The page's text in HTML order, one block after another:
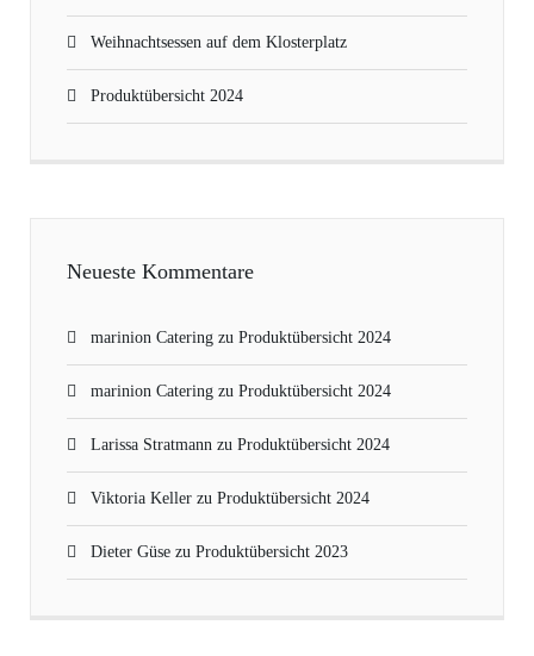
Weihnachtsessen auf dem Klosterplatz
Produktübersicht 2024
Neueste Kommentare
marinion Catering zu Produktübersicht 2024
marinion Catering zu Produktübersicht 2024
Larissa Stratmann zu Produktübersicht 2024
Viktoria Keller zu Produktübersicht 2024
Dieter Güse zu Produktübersicht 2023